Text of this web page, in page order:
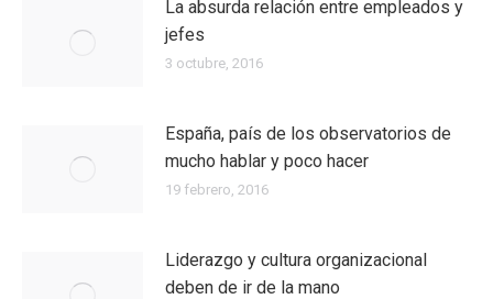
La absurda relación entre empleados y
jefes
3 octubre, 2016
España, país de los observatorios de
mucho hablar y poco hacer
19 febrero, 2016
Liderazgo y cultura organizacional
deben de ir de la mano